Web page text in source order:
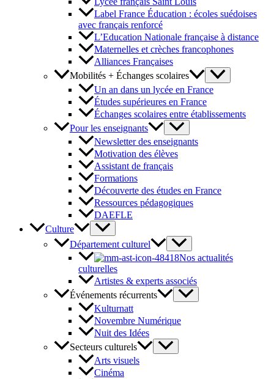
Label France Éducation : écoles suédoises
avec français renforcé
L’Education Nationale française à distance
Maternelles et crèches francophones
Alliances Françaises
Mobilités + Échanges scolaires
Un an dans un lycée en France
Études supérieures en France
Échanges scolaires entre établissements
Pour les enseignants
Newsletter des enseignants
Motivation des élèves
Assistant de français
Formations
Découverte des études en France
Ressources pédagogiques
DAEFLE
Culture
Département culturel
Nos actualités
culturelles
Artistes & experts associés
Événements récurrents
Kulturnatt
Novembre Numérique
Nuit des Idées
Secteurs culturels
Arts visuels
Cinéma